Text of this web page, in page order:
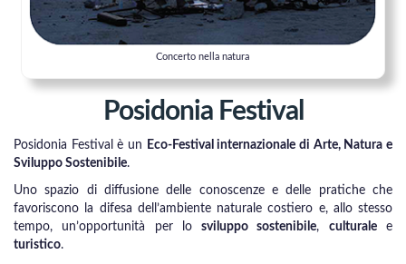
Concerto nella natura
Posidonia Festival
Posidonia Festival è un
Eco-Festival internazionale di Arte, Natura e
Sviluppo Sostenibile.
Uno spazio di diffusione delle conoscenze e delle pratiche che
favoriscono la difesa dell’ambiente naturale costiero e, allo stesso
tempo, un’opportunità per losviluppo sostenibile, culturalee
turistico.